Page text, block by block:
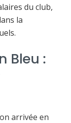
du club,
la
Bleu :
arrivée en